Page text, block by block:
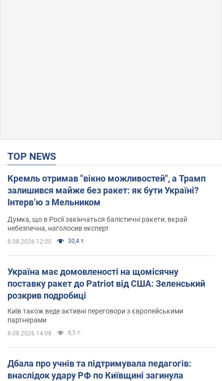
TOP NEWS
Кремль отримав "вікно можливостей", а Трамп
залишився майже без ракет: як бути Україні?
Інтерв’ю з Мельником
Думка, що в Росії закінчаться балістичні ракети, вкрай
небезпечна, наголосив експерт
8.08.2026 12:00 30,4 т.
Україна має домовленості на щомісячну
поставку ракет до Patriot від США: Зеленський
розкрив подробиці
Київ також веде активні переговори з європейськими
партнерами
8.08.2026 14:08 8,5 т.
Дбала про учнів та підтримувала педагогів:
внаслідок удару РФ по Київщині загинула